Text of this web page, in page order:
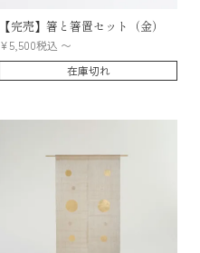
【完売】箸と箸置セット（金）
¥5,500税込 〜
在庫切れ